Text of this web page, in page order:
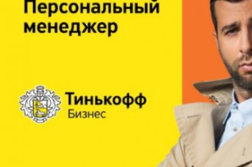
ИСТОРИИ БРЕНДОВ
РЕКЛАМА
КОНТАКТЫ